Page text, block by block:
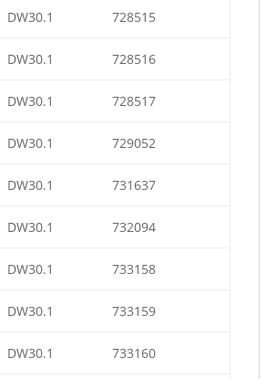
DW30.1 728515
DW30.1 728516
DW30.1 728517
DW30.1 729052
DW30.1 731637
DW30.1 732094
DW30.1 733158
DW30.1 733159
DW30.1 733160